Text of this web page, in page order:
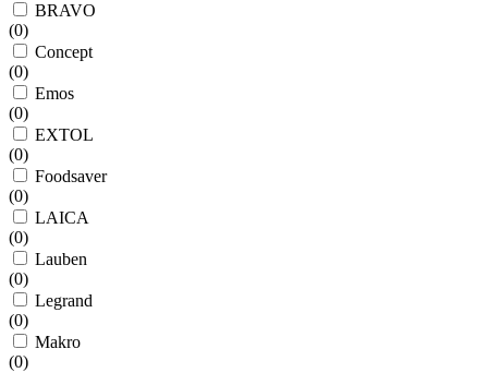
BRAVO
(0)
Concept
(0)
Emos
(0)
EXTOL
(0)
Foodsaver
(0)
LAICA
(0)
Lauben
(0)
Legrand
(0)
Makro
(0)